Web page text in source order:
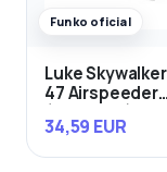
Funko oficial
Luke
47 Airspeeder
34,59 EUR